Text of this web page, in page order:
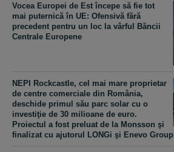
Vocea Europei de Est începe să fie tot
mai puternică în UE: Ofensivă fără
precedent pentru un loc la vârful Băncii
Centrale Europene
NEPI Rockcastle, cel mai mare proprietar
de centre comerciale din România,
deschide primul său parc solar cu o
investiţie de 30 milioane de euro.
Proiectul a fost preluat de la Monsson şi
finalizat cu ajutorul LONGi şi Enevo Group